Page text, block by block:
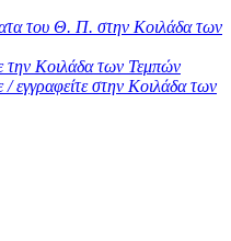
του Θ. Π. στην Κοιλάδα των
την Κοιλάδα των Τεμπών
/ εγγραφείτε στην Κοιλάδα των